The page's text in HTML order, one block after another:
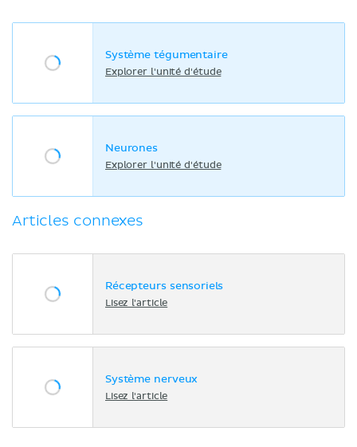
Système tégumentaire
Explorer l'unité d'étude
Neurones
Explorer l'unité d'étude
Articles connexes
Récepteurs sensoriels
Lisez l'article
Système nerveux
Lisez l'article